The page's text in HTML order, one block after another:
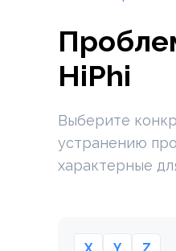
HiPhi
Выберите
устранению
характерные
X Y Z